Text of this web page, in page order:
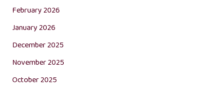
February 2026
January 2026
December 2025
November 2025
October 2025